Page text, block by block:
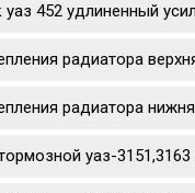
уаз 452 удлиненный
радиатора
радиатора
уаз-